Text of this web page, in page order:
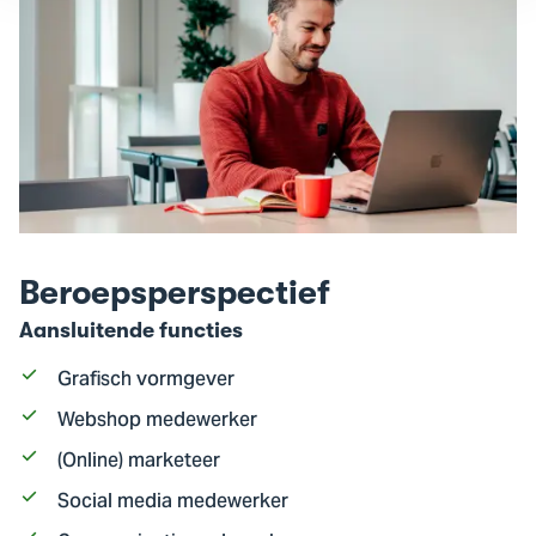
Beroepsperspectief
Aansluitende functies
Grafisch vormgever
Webshop medewerker
(Online) marketeer
Social media medewerker